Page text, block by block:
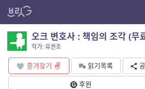
오크 변호사 : 책임의 조각 (무
작가: 유권조
즐겨찾기 읽기목록
후원